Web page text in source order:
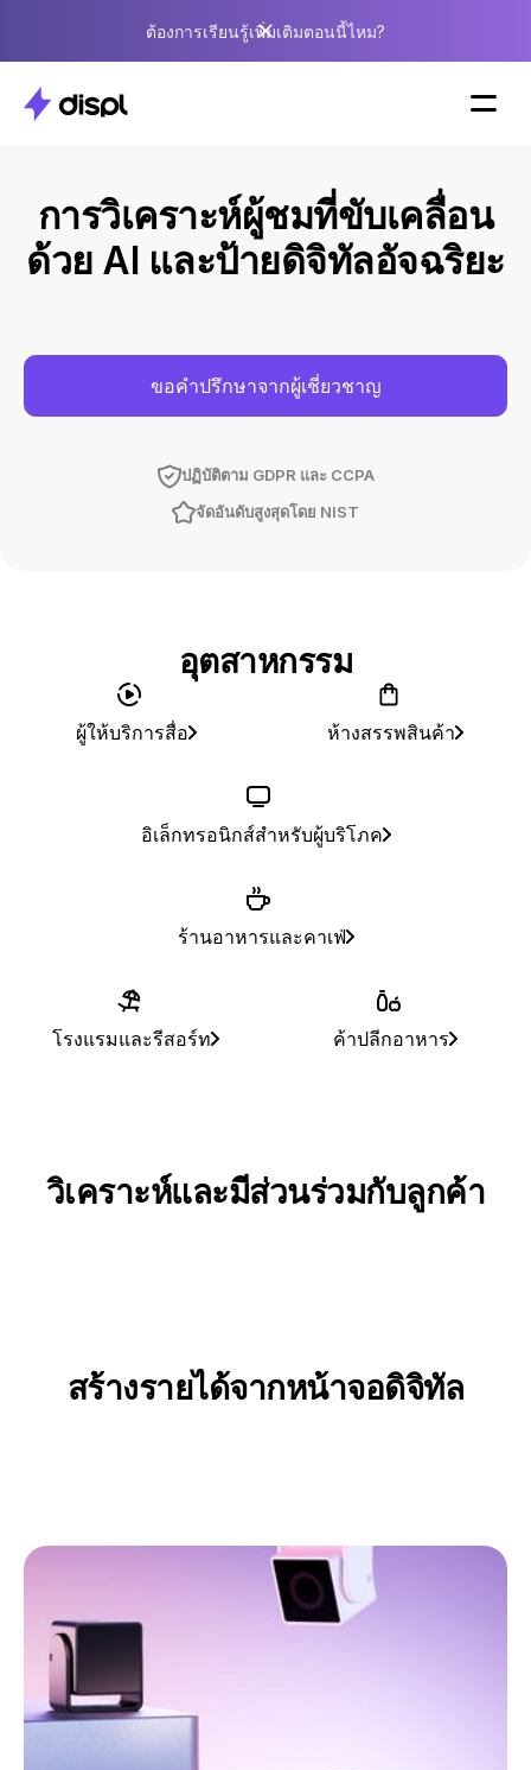
ต้องการเรียนรู้เพิ่มเติมตอนนี้ไหม?
การวิเคราะห์ผู้ชมที่ขับเคลื่อน
ด้วย AI และป้ายดิจิทัลอัจฉริยะ
ขอคำปรึกษาจากผู้เชี่ยวชาญ
ปฏิบัติตาม GDPR และ CCPA
จัดอันดับสูงสุดโดย NIST
อุตสาหกรรม
ผู้ให้บริการสื่อ ห้างสรรพสินค้า
อิเล็กทรอนิกส์สำหรับผู้บริโภค
ร้านอาหารและคาเฟ่
โรงแรมและรีสอร์ท ค้าปลีกอาหาร
วิเคราะห์และมีส่วนร่วมกับลูกค้า
สร้างรายได้จากหน้าจอดิจิทัล